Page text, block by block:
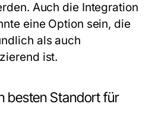
Auch die Integration
eine Option sein, die
als auch
ist.
besten Standort für